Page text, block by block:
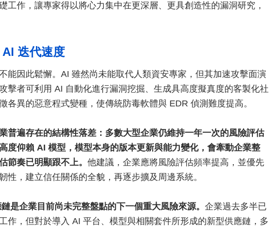
工作，讓專家得以將心力集中在更深層、更具創造性的漏洞研究，
迭代速度
能因此鬆懈。AI 雖然尚未能取代人類資安專家，但其加速攻擊面演
擊者可利用 AI 自動化進行漏洞挖掘、生成具高度擬真度的客製化社
各異的惡意程式變種，使傳統防毒軟體與 EDR 偵測難度提高。
普遍存在的結構性落差：多數大型企業仍維持一年一次的風險評估
度仰賴 AI 模型，模型本身的版本更新與能力變化，會牽動企業整
節奏已明顯跟不上。 他建議，企業應將風險評估頻率提高，並優先
性，建立信任關係的全貌，再逐步擴及周邊系統。
鏈是企業目前尚未完整盤點的下一個重大風險來源。 企業過去多半已
作，但對於導入 AI 平台、模型與相關套件所形成的新型供應鏈，多